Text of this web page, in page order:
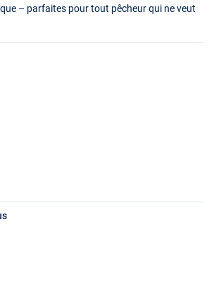
– parfaites pour tout pêcheur qui ne veut